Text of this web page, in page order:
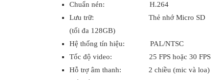
Chuẩn nén: H.264
Lưu trữ: Thẻ nhớ Micro SD
(tối đa 128GB)
Hệ thống tín hiệu: PAL/NTSC
Tốc độ video: 25 FPS hoặc 30 FPS
Hỗ trợ âm thanh: 2 chiều (mic và loa)